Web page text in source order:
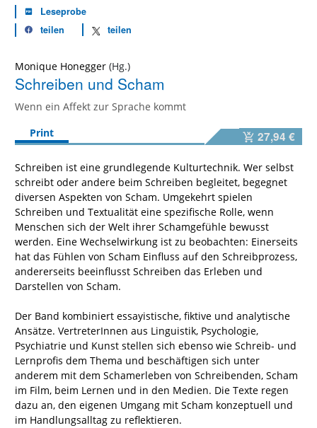
Leseprobe
teilen
teilen
Monique Honegger
Schreiben und Scham
Wenn ein Affekt zur Sprache kommt
Print
27,94 €
Schreiben ist eine grundlegende Kulturtechnik. Wer selbst
schreibt oder andere beim Schreiben begleitet, begegnet
diversen Aspekten von Scham. Umgekehrt spielen
Schreiben und Textualität eine spezifische Rolle, wenn
Menschen sich der Welt ihrer Schamgefühle bewusst
werden. Eine Wechselwirkung ist zu beobachten: Einerseits
hat das Fühlen von Scham Einfluss auf den Schreibprozess,
andererseits beeinflusst Schreiben das Erleben und
Darstellen von Scham.
Der Band kombiniert essayistische, fiktive und analytische
Ansätze. VertreterInnen aus Linguistik, Psychologie,
Psychiatrie und Kunst stellen sich ebenso wie Schreib- und
Lernprofis dem Thema und beschäftigen sich unter
anderem mit dem Schamerleben von Schreibenden, Scham
im Film, beim Lernen und in den Medien. Die Texte regen
dazu an, den eigenen Umgang mit Scham konzeptuell und
im Handlungsalltag zu reflektieren.